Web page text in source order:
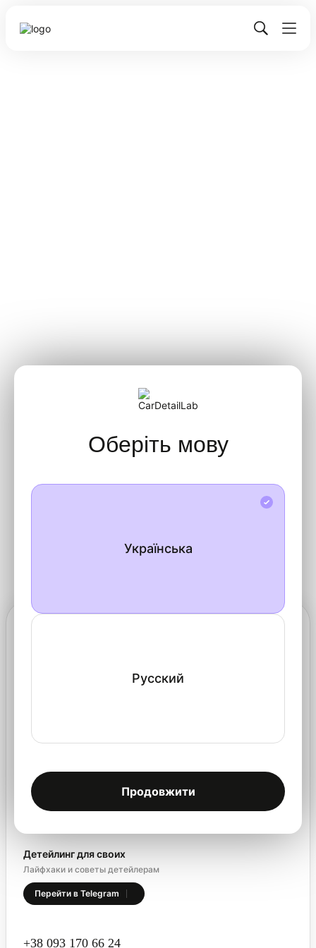
+38 093 170 66 24
Блог
Интернет-магазин
Тренинг-центр
Сотрудничество
Детейлинг для своих
Лайфхаки и советы детейлерам
Перейти в Telegram
Оберіть мову
Українська
Русский
Продовжити